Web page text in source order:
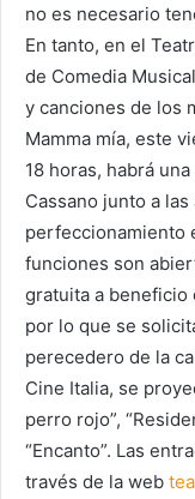
no es necesario
En tanto, en el
de Comedia
y canciones de los
Mamma mía, este
18 horas, habrá
Cassano junto a
perfeccionamiento
funciones son
gratuita a beneficio
por lo que se
perecedero de la
Cine Italia, se
perro rojo”,
“Encanto”. Las
través de la web